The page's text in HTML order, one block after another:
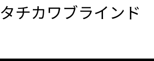
タチカワブライン